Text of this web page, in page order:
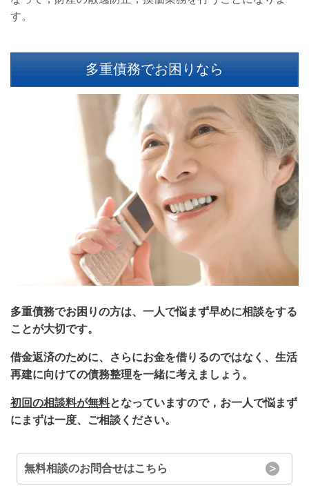
す。
多重債務でお困りなら
多重債務でお困りの方は、一人で悩まず早めに相談をする
ことが大切です。
借金返済のために、さらにお金を借りるのではなく、生活
再建に向けての債務整理を一緒に考えましょう。
初回の相談料が無料となっていますので，お一人で悩まず
にまずは一度、ご相談ください。
無料相談のお問合せはこちら